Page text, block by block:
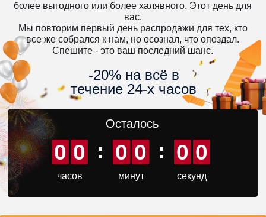
Осталось
0
0 0 0 0
0
часов минут секунд
: :
более выгодного или более халявного. Этот день для
вас.
Мы повторим первый день распродажи для тех, кто
все же собрался к нам, но осознал, что опоздал.
Спешите - это ваш последний шанс.
-20% на всё в
течение 24-х часов